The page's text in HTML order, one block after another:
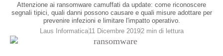
Attenzione ai ransomware camuffati da update: come riconoscere
segnali tipici, quali danni possono causare e quali misure adottare per
prevenire infezioni e limitare l'impatto operativo.
Laus Informatica11 Dicembre 20192 min di lettura